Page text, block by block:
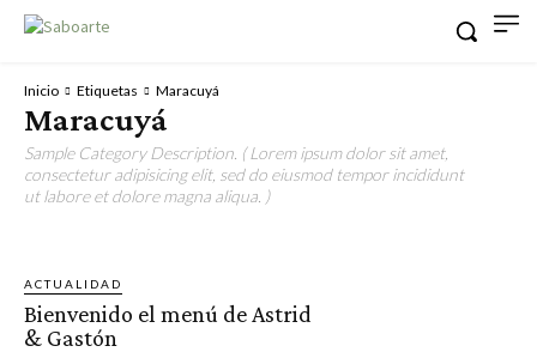
Inicio Etiquetas Maracuyá
Maracuyá
Sample Category Description. ( Lorem ipsum dolor sit amet,
consectetur adipisicing elit, sed do eiusmod tempor incididunt
ut labore et dolore magna aliqua. )
ACTUALIDAD
Bienvenido el menú de Astrid
& Gastón